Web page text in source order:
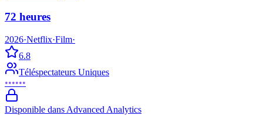
72 heures
2026·Netflix·Film·
6.8
Téléspectateurs Uniques
••••••
Disponible dans Advanced Analytics